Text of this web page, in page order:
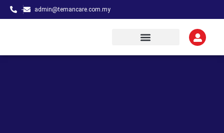
- admin@temancare.com.my